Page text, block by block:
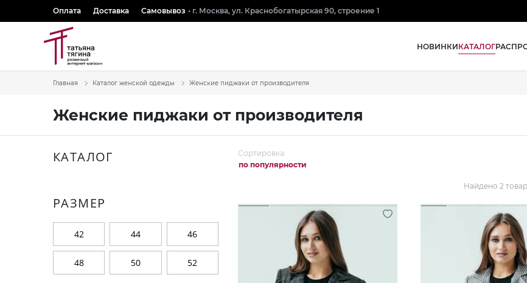
Оплата Доставка Самовывоз • г. Москва, ул. Краснобогатырская 90, строение 1
НОВИНКИКАТАЛОГ
Главная Каталог женской одежды Женские пиджаки от производителя
Женские пиджаки от производителя
КАТАЛОГ
РАЗМЕР
42 44 46
48 50 52
Сортировка:
по популярности
Найдено 2